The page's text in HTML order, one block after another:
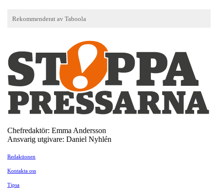
Chefredaktör: Emma Andersson
Ansvarig utgivare: Daniel Nyhlén
Redaktionen
Kontakta oss
Tipsa